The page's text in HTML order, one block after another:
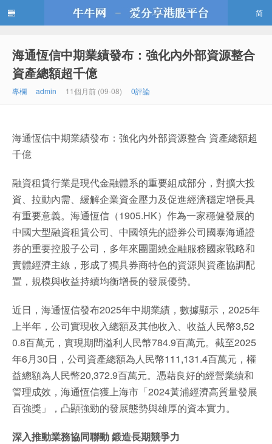
牛牛網
简
海通恆信中期業績發布：強化內外部資源整合
資產總額超千億
專欄 admin 11個月前 (09-08) 0評論
海通恆信中期業績發布：強化內外部資源整合 資產總額超
千億
融資租賃行業是現代金融體系的重要組成部分，對擴大投
資、拉動內需、緩解企業資金壓力及促進經濟穩定增長具
有重要意義。海通恆信（1905.HK）作為一家穩健發展的
中國大型融資租賃公司、中國領先的證券公司國泰海通證
券的重要控股子公司，多年來團圍繞金融服務國家戰略和
實體經濟主線，形成了獨具券商特色的資源與資產協調配
置，規模與收益持續均衡增長的發展優勢。
近日，海通恆信發布2025年中期業績，數據顯示，2025年
上半年，公司實現收入總額及其他收入、收益人民幣3,52
0.8百萬元，實現期間溢利人民幣784.9百萬元。截至2025
年6月30日，公司資產總額為人民幣111,131.4百萬元，權
益總額為人民幣20,372.9百萬元。憑藉良好的經營業績和
管理成效，海通恆信獲上海市「2024黃浦經濟高質量發展
百強獎」，凸顯強勁的發展態勢與雄厚的資本實力。
深入推動業務協同聯動 鍛造長期競爭力